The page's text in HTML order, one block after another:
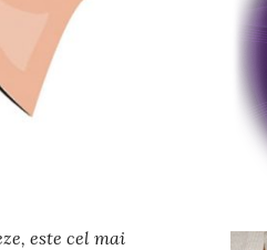
este cel mai